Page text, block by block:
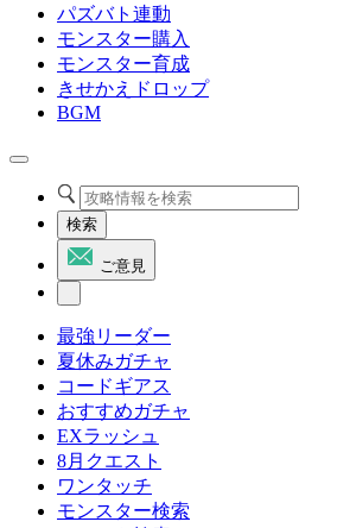
パズバト連動
モンスター購入
モンスター育成
きせかえドロップ
BGM
検索
ご意見
最強リーダー
夏休みガチャ
コードギアス
おすすめガチャ
EXラッシュ
8月クエスト
ワンタッチ
モンスター検索